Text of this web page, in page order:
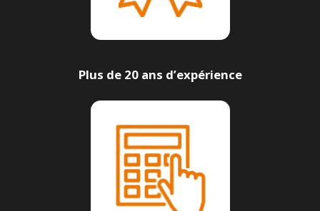
Plus de 20 ans d’expérience